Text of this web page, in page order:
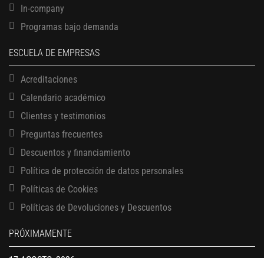
In-company
Programas bajo demanda
ESCUELA DE EMPRESAS
Acreditaciones
Calendario académico
Clientes y testimonios
Preguntas frecuentes
Descuentos y financiamiento
Política de protección de datos personales
Políticas de Cookies
Políticas de Devoluciones y Descuentos
PRÓXIMAMENTE
13 AGOSTO, 2026
17 AGOSTO, 2026
Gerencia de empresas familiares
Maestría en administración de empresas – MBA